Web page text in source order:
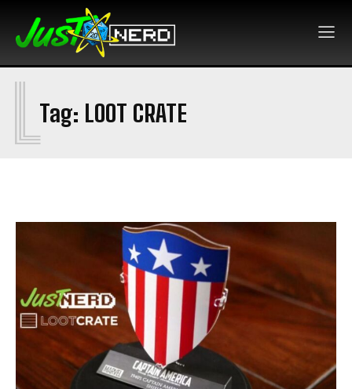
Tag: LOOT CRATE
L